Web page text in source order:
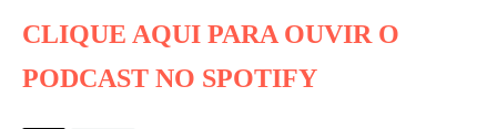
CLIQUE AQUI PARA OUVIR O
PODCAST NO SPOTIFY